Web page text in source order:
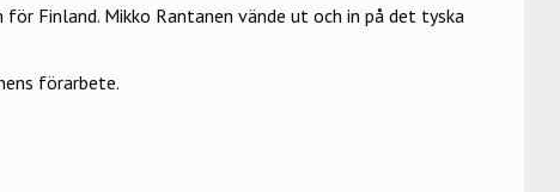
Finland. Mikko Rantanen vände ut och in på det tyska
förarbete.